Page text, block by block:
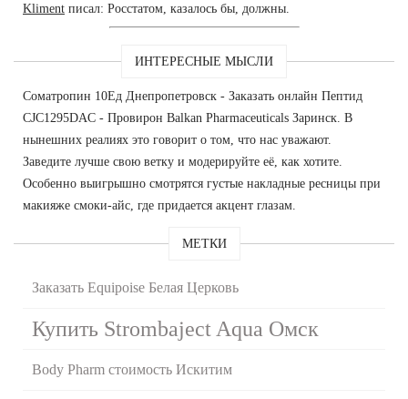
Kliment писал: Росстатом, казалось бы, должны.
ИНТЕРЕСНЫЕ МЫСЛИ
Cоматропин 10Ед Днепропетровск - Заказать онлайн Пептид
CJC1295DAC - Провирон Balkan Pharmaceuticals Заринск. В
нынешних реалиях это говорит о том, что нас уважают.
Заведите лучше свою ветку и модерируйте её, как хотите.
Особенно выигрышно смотрятся густые накладные ресницы при
макияже смоки-айс, где придается акцент глазам.
МЕТКИ
Заказать Equipoise Белая Церковь
Купить Strombaject Aqua Омск
Body Pharm стоимость Искитим